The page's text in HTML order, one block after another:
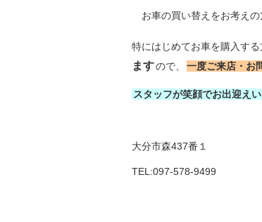
お車の買い替えをお考えの
特にはじめてお車を購入する
ますので、 一度ご来店・お
スタッフが笑顔でお出迎え
大分市森437番１
TEL:097-578-9499